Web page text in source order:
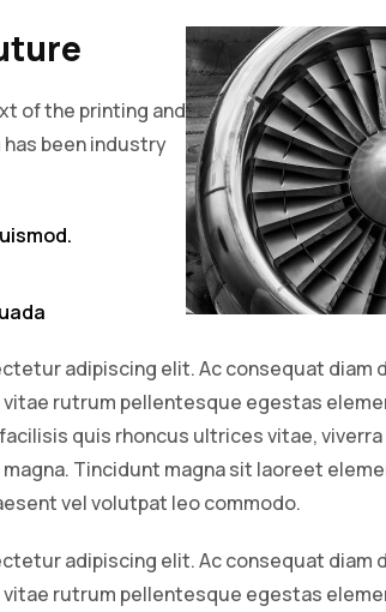
of the printing and
been industry
adipiscing elit. Ac consequat diam
rutrum pellentesque egestas
quis rhoncus ultrices vitae,
Tincidunt magna sit laoreet
vel volutpat leo commodo.
adipiscing elit. Ac consequat diam
rutrum pellentesque egestas